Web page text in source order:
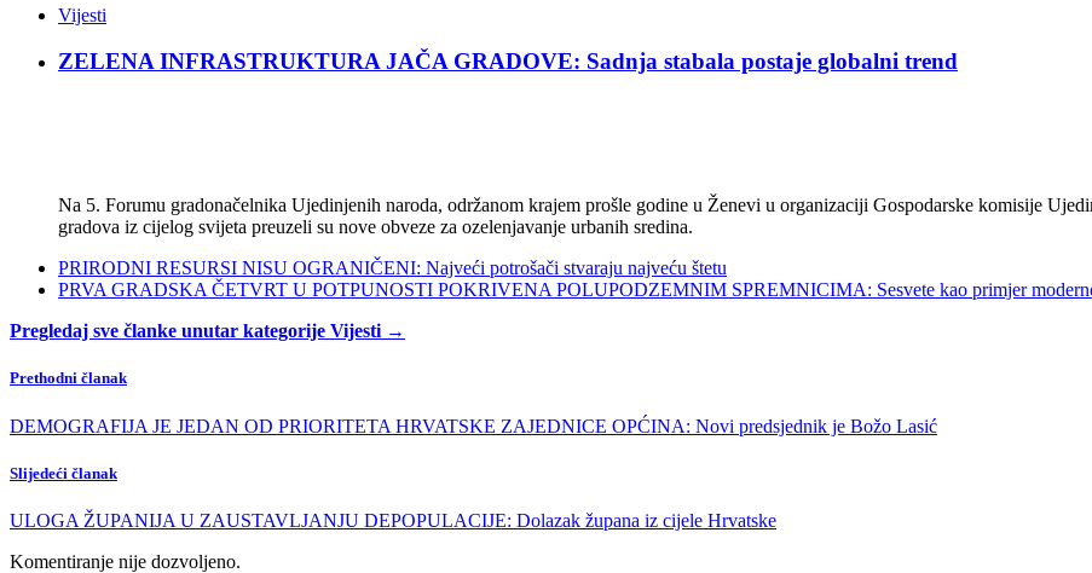
Vijesti
ZELENA INFRASTRUKTURA JAČA GRADOVE: Sadnja stabala postaje globalni trend
Na 5. Forumu gradonačelnika Ujedinjenih naroda, održanom krajem prošle godine u Ženevi u organizaciji Gospodarske komisije
gradova iz cijelog svijeta preuzeli su nove obveze za ozelenjavanje urbanih sredina.
PRIRODNI RESURSI NISU OGRANIČENI: Najveći potrošači stvaraju najveću štetu
PRVA GRADSKA ČETVRT U POTPUNOSTI POKRIVENA POLUPODZEMNIM SPREMNICIMA: Sesvete kao primjer
Pregledaj sve članke unutar kategorije Vijesti →
Prethodni članak
DEMOGRAFIJA JE JEDAN OD PRIORITETA HRVATSKE ZAJEDNICE OPĆINA: Novi predsjednik je Božo Lasić
Slijedeći članak
ULOGA ŽUPANIJA U ZAUSTAVLJANJU DEPOPULACIJE: Dolazak župana iz cijele Hrvatske
Komentiranje nije dozvoljeno.